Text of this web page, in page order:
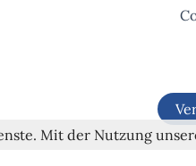
Mit der Nutzung